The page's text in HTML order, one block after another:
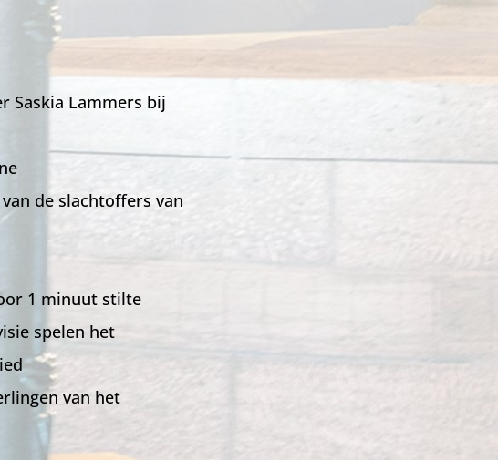
Saskia Lammers bij
de slachtoffers van
1 minuut stilte
spelen het
van het